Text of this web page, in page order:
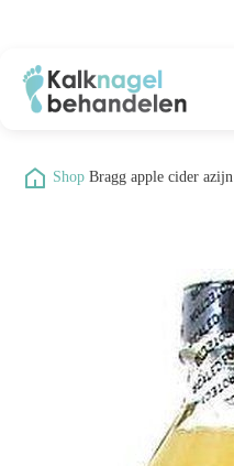
Natuurlijke middelen
Shop Bragg apple cider azijn